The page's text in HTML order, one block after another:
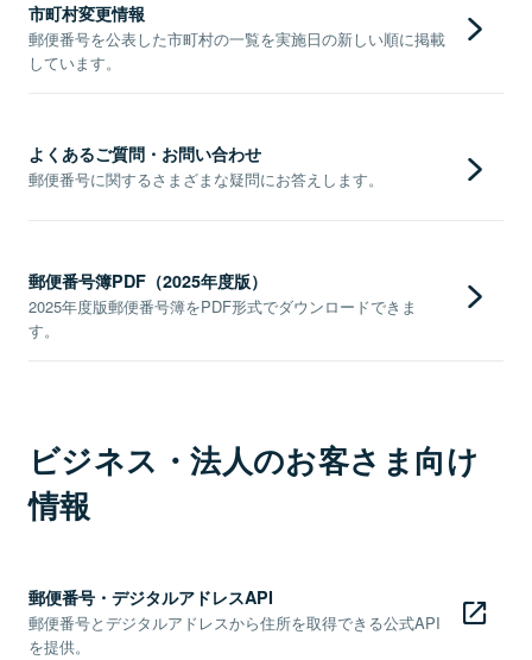
市町村変更情報
郵便番号を公表した市町村の一覧を実施日の新しい順に掲載
しています。
よくあるご質問・お問い合わせ
郵便番号に関するさまざまな疑問にお答えします。
郵便番号簿PDF（2025年度版）
2025年度版郵便番号簿をPDF形式でダウンロードできま
す。
ビジネス・法人のお客さま向け
情報
郵便番号・デジタルアドレスAPI
郵便番号とデジタルアドレスから住所を取得できる公式API
を提供。